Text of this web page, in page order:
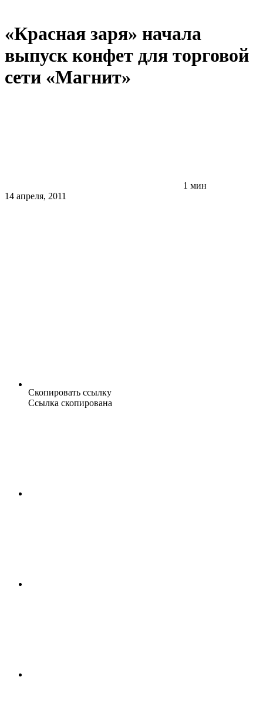
«Красная заря» начала
выпуск конфет для торговой
сети «Магнит»
1 мин
14 апреля, 2011
Скопировать ссылку
Ссылка скопирована